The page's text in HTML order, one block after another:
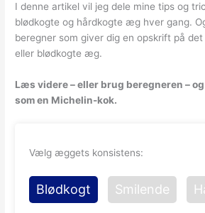
I denne artikel vil jeg dele mine tips og
blødkogte og hårdkogte æg hver gang.
beregner som giver dig en opskrift på
eller blødkogte æg.
Læs videre – eller brug beregneren –
som en Michelin-kok.
Vælg æggets konsistens:
Blødkogt Smilende